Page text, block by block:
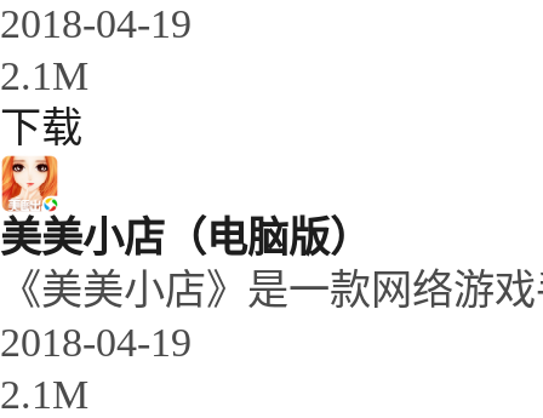
2018-04-19
2.1M
下载
美美小店（电脑版）
《美美小店》是一款网络游
2018-04-19
2.1M